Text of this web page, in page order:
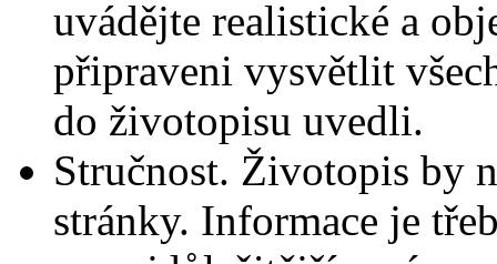
uvádějte realistické a
připraveni vysvětlit
do životopisu uvedli.
Stručnost. Životopis by
stránky. Informace je